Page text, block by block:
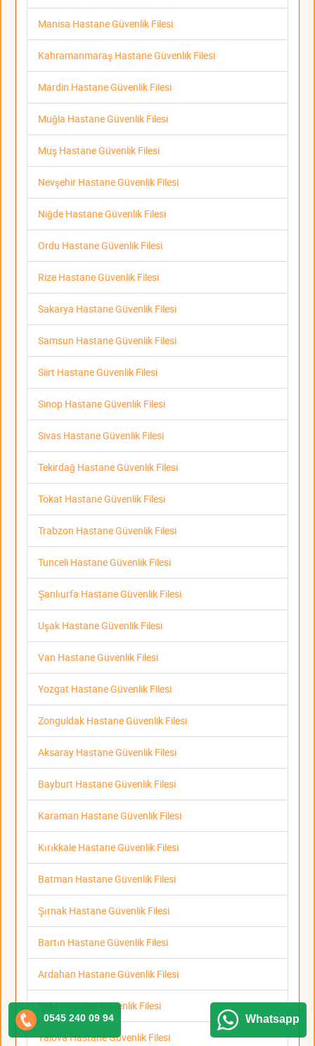
Manisa Hastane Güvenlik Filesi
Kahramanmaraş Hastane Güvenlik Filesi
Mardin Hastane Güvenlik Filesi
Muğla Hastane Güvenlik Filesi
Muş Hastane Güvenlik Filesi
Nevşehir Hastane Güvenlik Filesi
Niğde Hastane Güvenlik Filesi
Ordu Hastane Güvenlik Filesi
Rize Hastane Güvenlik Filesi
Sakarya Hastane Güvenlik Filesi
Samsun Hastane Güvenlik Filesi
Siirt Hastane Güvenlik Filesi
Sinop Hastane Güvenlik Filesi
Sivas Hastane Güvenlik Filesi
Tekirdağ Hastane Güvenlik Filesi
Tokat Hastane Güvenlik Filesi
Trabzon Hastane Güvenlik Filesi
Tunceli Hastane Güvenlik Filesi
Şanlıurfa Hastane Güvenlik Filesi
Uşak Hastane Güvenlik Filesi
Van Hastane Güvenlik Filesi
Yozgat Hastane Güvenlik Filesi
Zonguldak Hastane Güvenlik Filesi
Aksaray Hastane Güvenlik Filesi
Bayburt Hastane Güvenlik Filesi
Karaman Hastane Güvenlik Filesi
Kırıkkale Hastane Güvenlik Filesi
Batman Hastane Güvenlik Filesi
Şırnak Hastane Güvenlik Filesi
Bartın Hastane Güvenlik Filesi
Ardahan Hastane Güvenlik Filesi
Iğdır Hastane Güvenlik Filesi
Yalova Hastane Güvenlik Filesi
0545 240 09 94 Whatsapp